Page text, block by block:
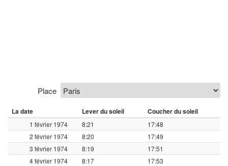
Place
La date Lever du soleil Coucher du soleil
1 février 1974 8:21
17:48
2 février 1974
8:20
17:49
3 février 1974
8:19
17:51
4 février 1974
8:17
17:53